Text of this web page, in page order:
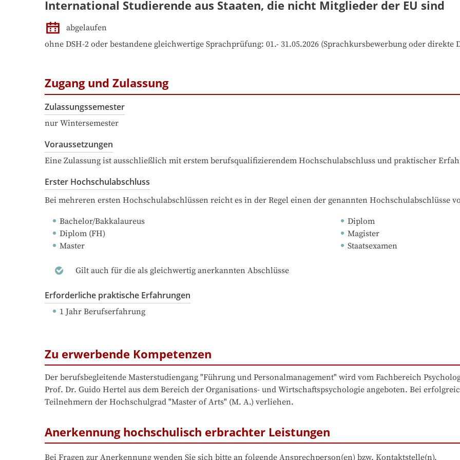
International Studierende aus Staaten, die nicht Mitglieder der EU sind
abgelaufen
ohne DSH-2 oder bestandene gleichwertige Sprachprüfung: 01.- 31.05.2026 (Sprachkursbewerbung oder direkte
Zugang und Zulassung
Zulassungssemester
nur Wintersemester
Voraussetzungen
Eine Zulassung ist ausschließlich mit erstem berufsqualifizierendem Hochschulabschluss und praktischer
Erster Hochschulabschluss
Bei mehreren ersten Hochschulabschlüssen reicht es in der Regel einen der genannten Hochschulabschlüsse
Bachelor/Bakkalaureus
Diplom
Diplom (FH)
Magister
Master
Staatsexamen
Gilt auch für die als gleichwertig anerkannten Abschlüsse
Erforderliche praktische Erfahrungen
1 Jahr Berufserfahrung
Zu erwerbende Kompetenzen
Der berufsbegleitende Masterstudiengang "Führung und Personalmanagement" wird vom Fachbereich
Prof. Dr. Guido Hertel aus dem Bereich der Organisations- und Wirtschaftspsychologie angeboten. Bei
Teilnehmern der Hochschulgrad "Master of Arts" (M. A.) verliehen.
Anerkennung hochschulisch erbrachter Leistungen
Bei Fragen zur Anerkennung wenden Sie sich bitte an folgende Ansprechperson(en) bzw. Kontaktstelle(n).